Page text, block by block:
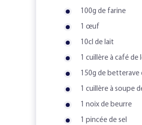
100g de farine
1 œuf
10cl de lait
1 cuillère à café de
150g de betterave
1 cuillère à soupe
1 noix de beurre
1 pincée de sel